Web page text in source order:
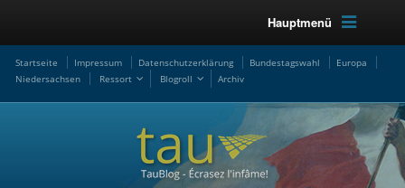
Hauptmenü
Startseite Impressum Datenschutzerklärung Bundestagswahl
Europa
Niedersachsen
Ressort Blogroll Archiv